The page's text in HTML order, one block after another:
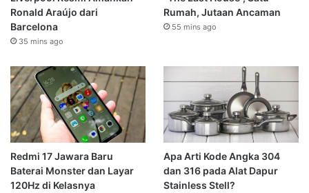
Ronald Araújo dari
Barcelona
35 mins ago
Rumah, Jutaan Ancaman
55 mins ago
Redmi 17 Jawara Baru
Baterai Monster dan Layar
120Hz di Kelasnya
Apa Arti Kode Angka 304
dan 316 pada Alat Dapur
Stainless Stell?